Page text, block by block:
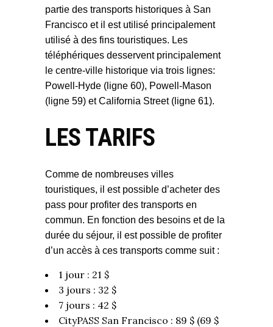
partie des transports historiques à San
Francisco et il est utilisé principalement
utilisé à des fins touristiques. Les
téléphériques desservent principalement
le centre-ville historique via trois lignes:
Powell-Hyde (ligne 60), Powell-Mason
(ligne 59) et California Street (ligne 61).
LES TARIFS
Comme de nombreuses villes
touristiques, il est possible d’acheter des
pass pour profiter des transports en
commun. En fonction des besoins et de la
durée du séjour, il est possible de profiter
d’un accès à ces transports comme suit :
1 jour : 21 $
3 jours : 32 $
7 jours : 42 $
CityPASS San Francisco : 89 $ (69 $